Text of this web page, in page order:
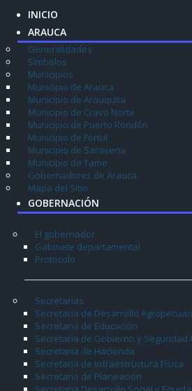
INICIO
ARAUCA
Generalidades
Símbolos
Municipios
Municipio de Arauca
Municipio de Arauquita
Municipio de Cravo Norte
Municipio de Puerto Rondón
Municipio de Fortul
Municipio de Saravena
Municipio de Tame
Gobernadores de Arauca
Mapa del Sitio
GOBERNACIÓN
El gobernador
Gabinete departamental
Protocolo
Secretarias
Secretaría de Desarrollo
Secretaría de Educación
Secretaría de Gobierno y Seguridad
Secretaría de Hacienda
Secretaría de Infraestructura Física
Secretaría de Planeación